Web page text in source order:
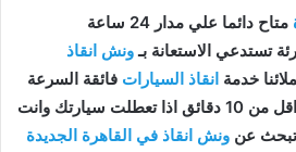
متاح دائما علي مدار 24 ساعة
تستدعي الاستعانة بـونش انقاذ
خدمة انقاذ السيارات فائقة السرعة
في اقل من 10 دقائق اذا تعطلت سيارتك وانت
تبحث عن ونش انقاذ في القاهرة الجديدة